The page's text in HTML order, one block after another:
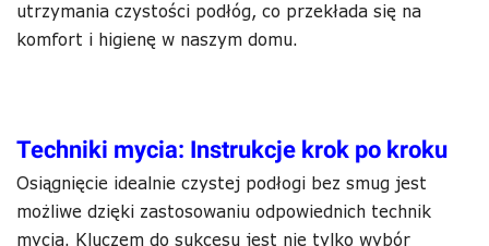
utrzymania czystości podłóg, co przekłada się na
komfort i higienę w naszym domu.
Techniki mycia: Instrukcje krok po kroku
Osiągnięcie idealnie czystej podłogi bez smug jest
możliwe dzięki zastosowaniu odpowiednich technik
mycia. Kluczem do sukcesu jest nie tylko wybór